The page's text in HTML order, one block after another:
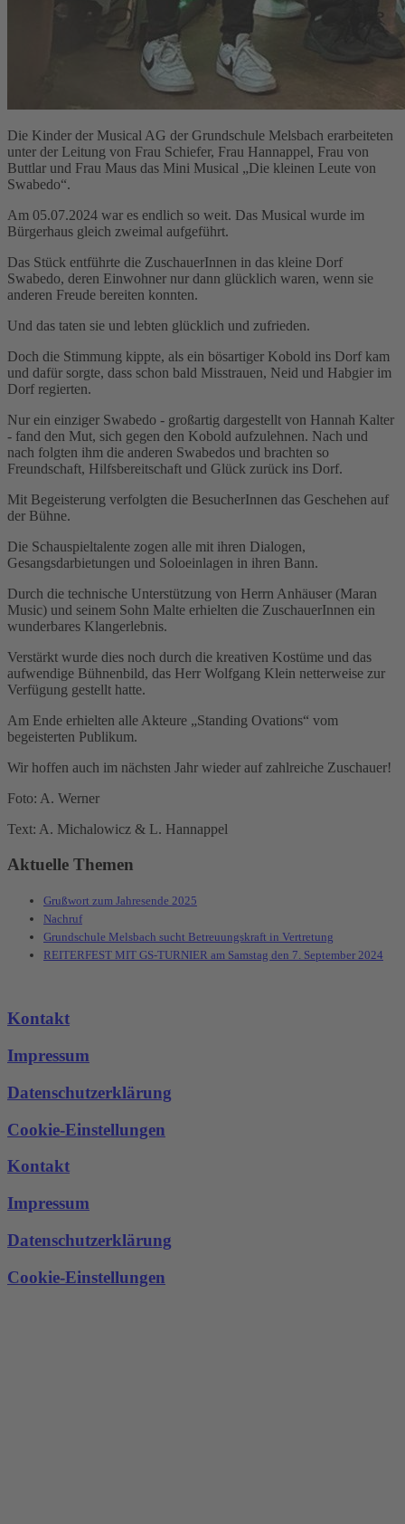
Die Kinder der Musical AG der Grundschule Melsbach erarbeiteten
unter der Leitung von Frau Schiefer, Frau Hannappel, Frau von
Buttlar und Frau Maus das Mini Musical „Die kleinen Leute von
Swabedo“.
Am 05.07.2024 war es endlich so weit. Das Musical wurde im
Bürgerhaus gleich zweimal aufgeführt.
Das Stück entführte die ZuschauerInnen in das kleine Dorf
Swabedo, deren Einwohner nur dann glücklich waren, wenn sie
anderen Freude bereiten konnten.
Und das taten sie und lebten glücklich und zufrieden.
Doch die Stimmung kippte, als ein bösartiger Kobold ins Dorf kam
und dafür sorgte, dass schon bald Misstrauen, Neid und Habgier im
Dorf regierten.
Nur ein einziger Swabedo - großartig dargestellt von Hannah Kalter
- fand den Mut, sich gegen den Kobold aufzulehnen. Nach und
nach folgten ihm die anderen Swabedos und brachten so
Freundschaft, Hilfsbereitschaft und Glück zurück ins Dorf.
Mit Begeisterung verfolgten die BesucherInnen das Geschehen auf
der Bühne.
Die Schauspieltalente zogen alle mit ihren Dialogen,
Gesangsdarbietungen und Soloeinlagen in ihren Bann.
Durch die technische Unterstützung von Herrn Anhäuser (Maran
Music) und seinem Sohn Malte erhielten die ZuschauerInnen ein
wunderbares Klangerlebnis.
Verstärkt wurde dies noch durch die kreativen Kostüme und das
aufwendige Bühnenbild, das Herr Wolfgang Klein netterweise zur
Verfügung gestellt hatte.
Am Ende erhielten alle Akteure „Standing Ovations“ vom
begeisterten Publikum.
Wir hoffen auch im nächsten Jahr wieder auf zahlreiche Zuschauer!
Foto: A. Werner
Text: A. Michalowicz & L. Hannappel
Aktuelle Themen
Grußwort zum Jahresende 2025
Nachruf
Grundschule Melsbach sucht Betreuungskraft in Vertretung
REITERFEST MIT GS-TURNIER am Samstag den 7. September 2024
Kontakt
Impressum
Datenschutzerklärung
Cookie-Einstellungen
Kontakt
Impressum
Datenschutzerklärung
Cookie-Einstellungen